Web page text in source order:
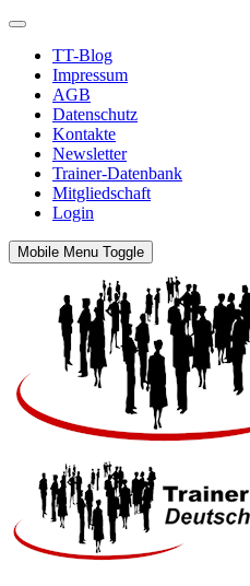
TT-Blog
Impressum
AGB
Datenschutz
Kontakte
Newsletter
Trainer-Datenbank
Mitgliedschaft
Login
Mobile Menu Toggle